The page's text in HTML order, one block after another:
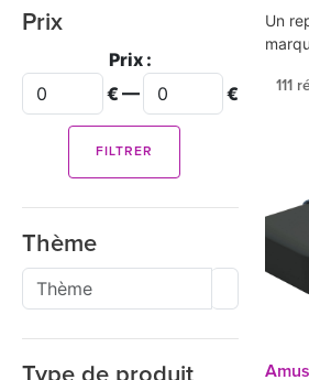
Prix
FILTRER
€ — €
Prix :
Thème
Un
111